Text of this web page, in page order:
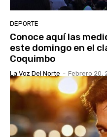
DEPORTE
Conoce aquí las
este domingo en el
Coquimbo
La Voz Del Norte - Febrero 20,